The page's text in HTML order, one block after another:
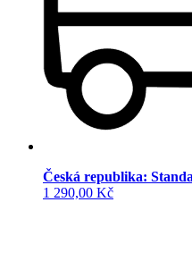
Česká republika:
1 290,00 Kč